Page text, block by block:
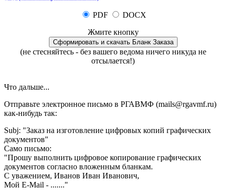
PDF
DOCX
Жмите кнопку
(не стесняйтесь - без вашего ведома ничего никуда не
отсылается!)
Что дальше...
Отправьте электронное письмо в РГАВМФ (mails@rgavmf.ru)
как-нибудь так:
Subj: "Заказ на изготовление цифровых копий графических
документов"
Само письмо:
"Прошу выполнить цифровое копирование графических
документов согласно вложенным бланкам.
С уважением, Иванов Иван Иванович,
Мой E-Mail - ......."